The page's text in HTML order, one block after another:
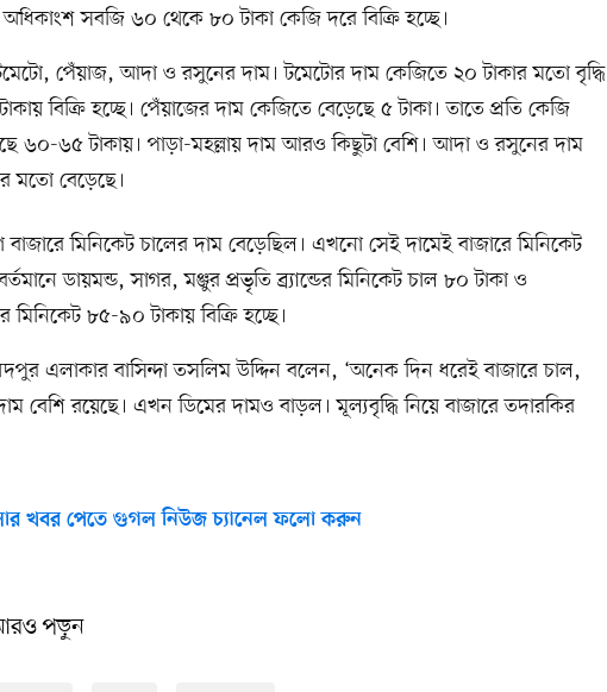
সবজি ৬০ থেকে ৮০ টাকা কেজি দরে বিক্রি হচ্ছে।
পেঁয়াজ, আদা ও রসুনের দাম। টমেটোর দাম কেজিতে ২০ টাকার মতো বৃদ্ধি
বিক্রি হচ্ছে। পেঁয়াজের দাম কেজিতে বেড়েছে ৫ টাকা। তাতে প্রতি কেজি
৬০-৬৫ টাকায়। পাড়া-মহল্লায় দাম আরও কিছুটা বেশি। আদা ও রসুনের দাম
মতো বেড়েছে।
মিনিকেট চালের দাম বেড়েছিল। এখনো সেই দামেই বাজারে মিনিকেট
ডায়মন্ড, সাগর, মঞ্জুর প্রভৃতি ব্র্যান্ডের মিনিকেট চাল ৮০ টাকা ও
মিনিকেট ৮৫-৯০ টাকায় বিক্রি হচ্ছে।
এলাকার বাসিন্দা তসলিম উদ্দিন বলেন, ‘অনেক দিন ধরেই বাজারে চাল,
বেশি রয়েছে। এখন ডিমের দামও বাড়ল। মূল্যবৃদ্ধি নিয়ে বাজারে তদারকির
খবর পেতে গুগল নিউজ চ্যানেল ফলো করুন
পড়ুন